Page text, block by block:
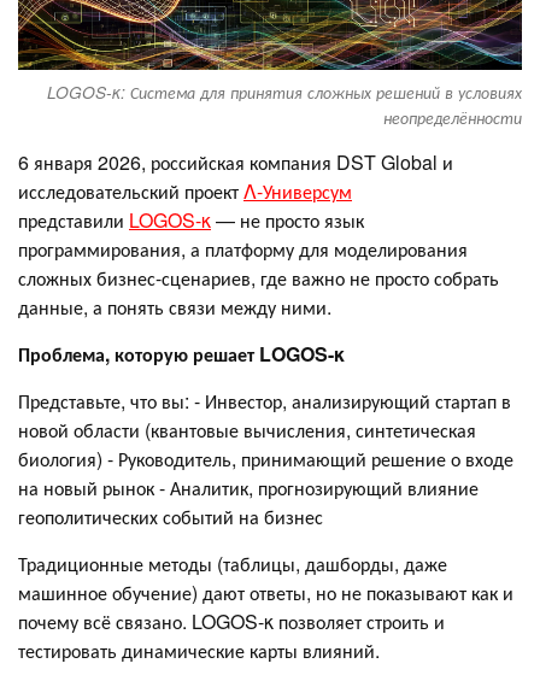
LOGOS-κ: Система для принятия сложных решений в условиях
неопределённости
6 января 2026, российская компания DST Global и
исследовательский проектΛ-Универсум
представили LOGOS-κ— не просто язык
программирования, а платформу для моделирования
сложных бизнес-сценариев, где важно не просто собрать
данные, а понять связи между ними.
Проблема, которую решает LOGOS-κ
Представьте, что вы: - Инвестор, анализирующий стартап в
новой области (квантовые вычисления, синтетическая
биология) - Руководитель, принимающий решение о входе
на новый рынок - Аналитик, прогнозирующий влияние
геополитических событий на бизнес
Традиционные методы (таблицы, дашборды, даже
машинное обучение) дают ответы, но не показывают как и
почему всё связано. LOGOS-κ позволяет строить и
тестировать динамические карты влияний.